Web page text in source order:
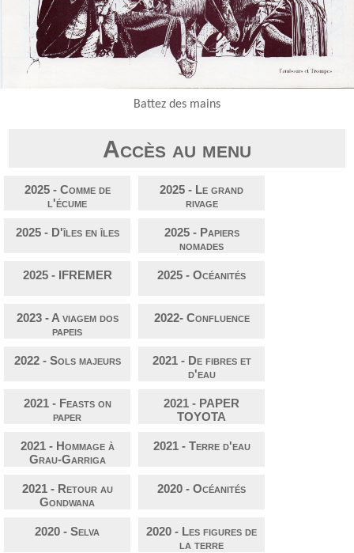
Battez des mains
Accès au menu
2025 - Comme de
l'écume
2025 - Le grand
rivage
2025 - D'îles en îles
2025 - Papiers
nomades
2025 - IFREMER 2025 - Océanités
2023 - A viagem dos
papeis
2022- Confluence
2022 - Sols majeurs
2021 - De fibres et
d'eau
2021 - Feasts on
paper
2021 - PAPER
TOYOTA
2021 - Hommage à
Grau-Garriga
2021 - Terre d'eau
2021 - Retour au
Gondwana
2020 - Océanités
2020 - Selva
2020 - Les figures de
la terre